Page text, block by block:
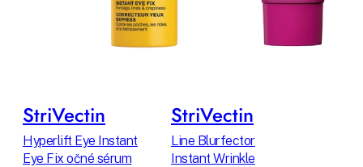
StriVectin
Hyperlift Eye Instant
Eye Fix očné sérum
StriVectin
Line Blurfector
Instant Wrinkle